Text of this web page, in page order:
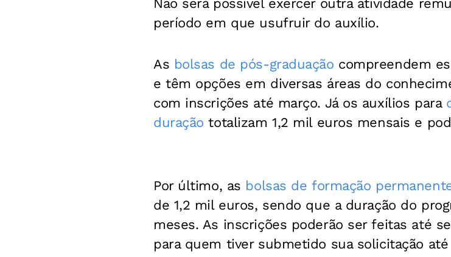
Não será possível exercer outra atividade
período em que usufruir do auxílio.
As bolsas de pós-graduação compreendem
e têm opções em diversas áreas do
com inscrições até março. Já os auxílios para
duração totalizam 1,2 mil euros mensais e
Por último, as bolsas de formação
de 1,2 mil euros, sendo que a duração do
meses. As inscrições poderão ser feitas até
para quem tiver submetido sua solicitação